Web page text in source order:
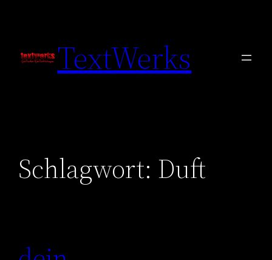
TextWerks
Schlagwort: Duft